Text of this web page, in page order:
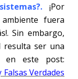
?.
¡Por
fuera
Sin embargo,
ser una
en este post:
Verdades